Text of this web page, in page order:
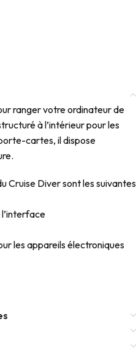
ranger votre ordinateur de
à l’intérieur pour les
cartes, il dispose
Cruise Diver sont les suivantes
l’interface
les appareils électroniques